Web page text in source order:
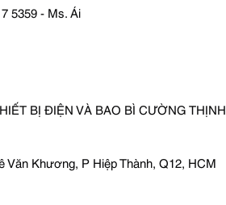
5359 - Ms. Ái
BỊ ĐIỆN VÀ BAO BÌ CƯỜNG THỊNH
Văn Khương, P Hiệp Thành, Q12, HCM